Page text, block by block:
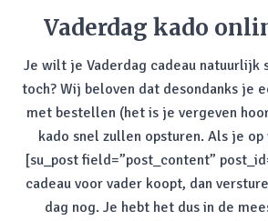
Vaderdag kado
Je wilt je Vaderdag cadeau natuurlijk
toch? Wij beloven dat desondanks je
met bestellen (het is je vergeven
kado snel zullen opsturen. Als je
[su_post field=”post_content”
cadeau voor vader koopt, dan
dag nog. Je hebt het dus in de